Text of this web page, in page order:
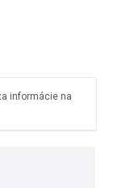
informácie na